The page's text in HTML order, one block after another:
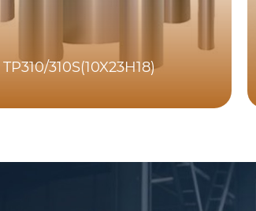
TP310/310S(10X23H18)